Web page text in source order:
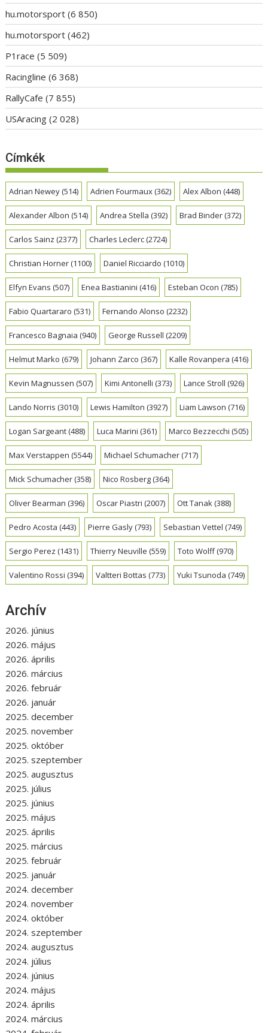
hu.motorsport (6 850)
hu.motorsport (462)
P1race (5 509)
Racingline (6 368)
RallyCafe (7 855)
USAracing (2 028)
Címkék
Adrian Newey(514) Adrien Fourmaux(362) Alex Albon (448)
Alexander Albon (514) Andrea Stella (392) Brad Binder(372)
Carlos Sainz (2377) Charles Leclerc(2724)
Christian Horner(1100) Daniel Ricciardo (1010)
Elfyn Evans (507) Enea Bastianini (416) Esteban Ocon (785)
Fabio Quartararo (531) Fernando Alonso (2232)
Francesco Bagnaia (940) George Russell (2209)
Helmut Marko (679) Johann Zarco (367) Kalle Rovanpera (416)
Kevin Magnussen (507) Kimi Antonelli (373) Lance Stroll (926)
Lando Norris (3010) Lewis Hamilton (3927) Liam Lawson (716)
Logan Sargeant(488) Luca Marini (361) Marco Bezzecchi (505)
Max Verstappen (5544) Michael Schumacher(717)
Mick Schumacher(358) Nico Rosberg(364)
Oliver Bearman (396) Oscar Piastri (2007) Ott Tanak(388)
Pedro Acosta (443) Pierre Gasly(793) Sebastian Vettel (749)
Sergio Perez (1431) Thierry Neuville (559) Toto Wolff(970)
Valentino Rossi (394) Valtteri Bottas (773) Yuki Tsunoda (749)
Archív
2026. június
2026. május
2026. április
2026. március
2026. február
2026. január
2025. december
2025. november
2025. október
2025. szeptember
2025. augusztus
2025. július
2025. június
2025. május
2025. április
2025. március
2025. február
2025. január
2024. december
2024. november
2024. október
2024. szeptember
2024. augusztus
2024. július
2024. június
2024. május
2024. április
2024. március